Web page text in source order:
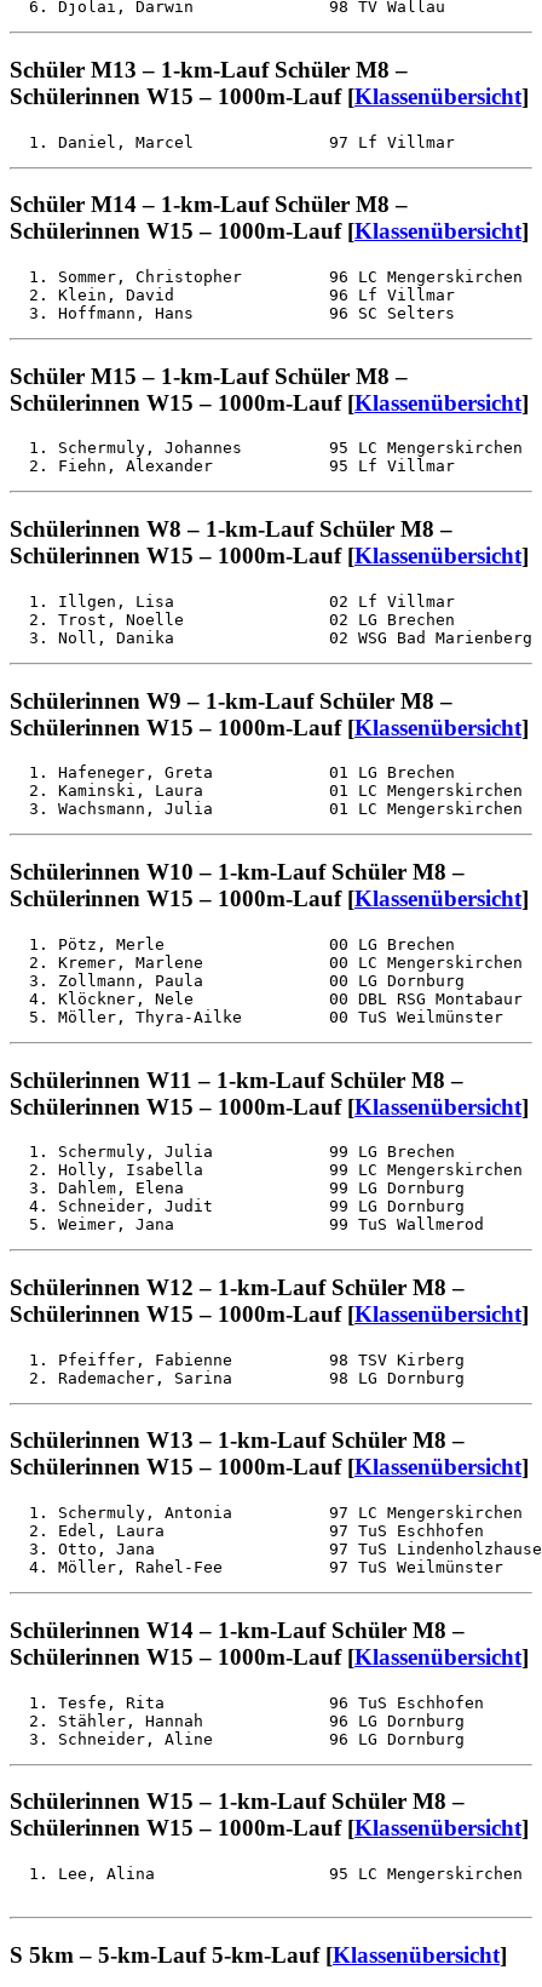
Schüler M13 – 1-km-Lauf Schüler M8 –
Schülerinnen W15 – 1000m-Lauf [Klassenübersicht]
Schüler M14 – 1-km-Lauf Schüler M8 –
Schülerinnen W15 – 1000m-Lauf [Klassenübersicht]
1. Sommer, Christopher         96 LC Mengerskirchen
2. Klein, David                96 Lf Villmar
Schüler M15 – 1-km-Lauf Schüler M8 –
Schülerinnen W15 – 1000m-Lauf [Klassenübersicht]
1. Schermuly, Johannes         95 LC Mengerskirchen
Schülerinnen W8 – 1-km-Lauf Schüler M8 –
Schülerinnen W15 – 1000m-Lauf [Klassenübersicht]
1. Illgen, Lisa                02 Lf Villmar
2. Trost, Noelle               02 LG Brechen
Schülerinnen W9 – 1-km-Lauf Schüler M8 –
Schülerinnen W15 – 1000m-Lauf [Klassenübersicht]
1. Hafeneger, Greta            01 LG Brechen
2. Kaminski, Laura             01 LC Mengerskirchen
Schülerinnen W10 – 1-km-Lauf Schüler M8 –
Schülerinnen W15 – 1000m-Lauf [Klassenübersicht]
1. Pötz, Merle                 00 LG Brechen
2. Kremer, Marlene             00 LC Mengerskirchen
3. Zollmann, Paula             00 LG Dornburg
4. Klöckner, Nele              00 DBL RSG Montabaur
Schülerinnen W11 – 1-km-Lauf Schüler M8 –
Schülerinnen W15 – 1000m-Lauf [Klassenübersicht]
1. Schermuly, Julia            99 LG Brechen
2. Holly, Isabella             99 LC Mengerskirchen
3. Dahlem, Elena               99 LG Dornburg
4. Schneider, Judit            99 LG Dornburg
Schülerinnen W12 – 1-km-Lauf Schüler M8 –
Schülerinnen W15 – 1000m-Lauf [Klassenübersicht]
1. Pfeiffer, Fabienne          98 TSV Kirberg
Schülerinnen W13 – 1-km-Lauf Schüler M8 –
Schülerinnen W15 – 1000m-Lauf [Klassenübersicht]
1. Schermuly, Antonia          97 LC Mengerskirchen
2. Edel, Laura                 97 TuS Eschhofen
3. Otto, Jana                  97 TuS
Schülerinnen W14 – 1-km-Lauf Schüler M8 –
Schülerinnen W15 – 1000m-Lauf [Klassenübersicht]
1. Tesfe, Rita                 96 TuS Eschhofen
2. Stähler, Hannah             96 LG Dornburg
Schülerinnen W15 – 1-km-Lauf Schüler M8 –
Schülerinnen W15 – 1000m-Lauf [Klassenübersicht]
S 5km – 5-km-Lauf 5-km-Lauf [Klassenübersicht]